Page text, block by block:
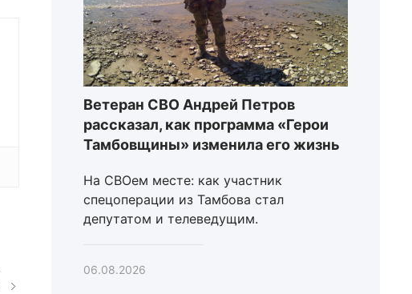
Ветеран СВО Андрей Петров
рассказал, как программа «Герои
Тамбовщины» изменила его жизнь
На СВОем месте: как участник
спецоперации из Тамбова стал
депутатом и телеведущим.
06.08.2026